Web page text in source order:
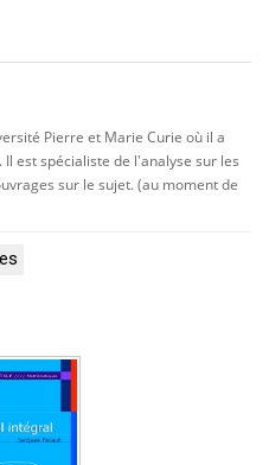
Pierre et Marie Curie où il a
est spécialiste de l'analyse sur les
sur le sujet. (au moment de